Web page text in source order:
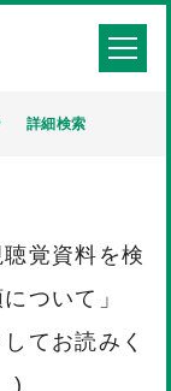
詳細検索
覚資料を検
ついて」
てお読みく
)